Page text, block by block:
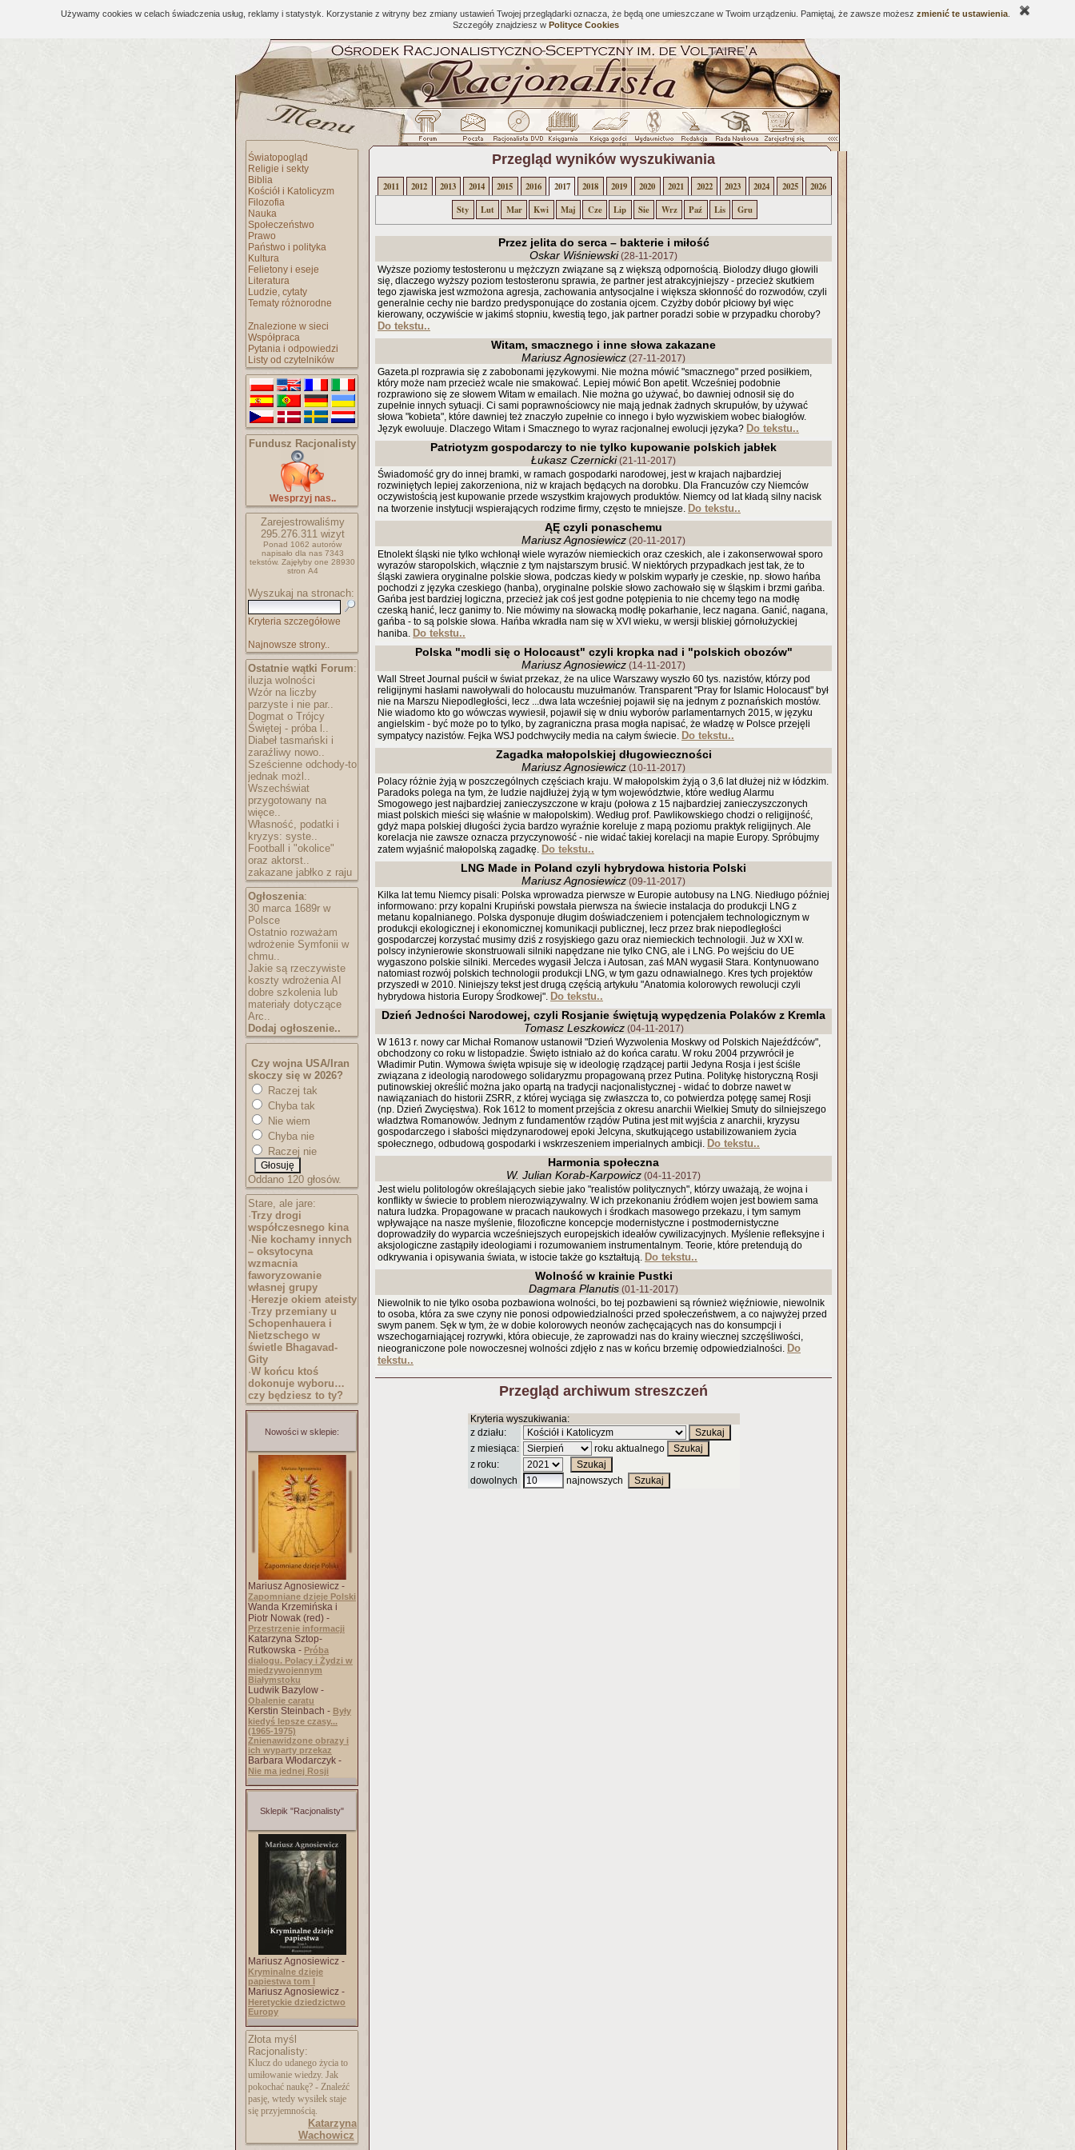
Używamy cookies w celach świadczenia usług, reklamy i statystyk. Korzystanie z witryny bez zmiany ustawień Twojej przeglądarki oznacza, że będą one umieszczane w Twoim urządzeniu. Pamiętaj, że zawsze możesz zmienić te ustawienia
Szczegóły znajdziesz w Polityce Cookies
Światopogląd
Religie i sekty
Biblia
Kościół i Katolicyzm
Filozofia
Nauka
Społeczeństwo
Prawo
Państwo i polityka
Kultura
Felietony i eseje
Literatura
Ludzie, cytaty
Tematy różnorodne
Znalezione w sieci
Współpraca
Pytania i odpowiedzi
Listy od czytelników
Fundusz Racjonalisty
Wesprzyj nas..
Zarejestrowaliśmy
295.276.311wizyt
Ponad 1062 autorów
napisało dla nas 7343
tekstów. Zajęłyby one 28930
stron A4
Wyszukaj na stronach:
Kryteria szczegółowe
Najnowsze strony..
Ostatnie wątki Forum:
iluzja wolności
Wzór na liczby
parzyste i nie par..
Dogmat o Trójcy
Świętej - próba l..
Diabeł tasmański i
zaraźliwy nowo..
Sześcienne odchody-to
jednak możl..
Wszechświat
przygotowany na
więce..
Własność, podatki i
kryzys: syste..
Football i "okolice"
oraz aktorst..
zakazane jabłko z raju
Ogłoszenia:
30 marca 1689r w
Polsce
Ostatnio rozważam
wdrożenie Symfonii w
chmu..
Jakie są rzeczywiste
koszty wdrożenia AI
dobre szkolenia lub
materiały dotyczące
Arc..
Dodaj ogłoszenie..
Czy wojna USA/Iran
skoczy się w 2026?
Raczej tak
Chyba tak
Nie wiem
Chyba nie
Raczej nie
Oddano 120 głosów.
Stare, ale jare:
·Trzy drogi
współczesnego kina
· Nie kochamy innych
– oksytocyna
wzmacnia
faworyzowanie
własnej grupy
· Herezje okiem ateisty
·Trzy przemiany u
Schopenhauera i
Nietzschego w
świetle Bhagavad-
Gity
·W końcu ktoś
dokonuje wyboru…
czy będziesz to ty?
Nowości w sklepie:
Mariusz Agnosiewicz -
Zapomniane dzieje Polski
Wanda Krzemińska i
Piotr Nowak (red) -
Przestrzenie informacji
Katarzyna Sztop-
Rutkowska - Próba
dialogu. Polacy i Żydzi w
międzywojennym
Białymstoku
Ludwik Bazylow -
Obalenie caratu
Kerstin Steinbach - Były
kiedyś lepsze czasy...
(1965-1975)
Znienawidzone obrazy i
ich wyparty przekaz
Barbara Włodarczyk -
Nie ma jednej Rosji
Sklepik "Racjonalisty"
Mariusz Agnosiewicz -
Kryminalne dzieje
papiestwa tom I
Mariusz Agnosiewicz -
Heretyckie dziedzictwo
Europy
Złota myśl
Racjonalisty:
Klucz do udanego życia to
umiłowanie wiedzy. Jak
pokochać naukę? - Znaleźć
pasję, wtedy wysiłek staje
się przyjemnością.
Katarzyna
Wachowicz
Przegląd wyników wyszukiwania
2011 2012 2013 2014 2015 2016 2017 2018 2019 2020 2021 2022 2023 2024 2025
2026
Sty
Lut Mar Kwi Maj Cze Lip Sie Wrz Paź Lis Gru
Przez jelita do serca – bakterie i miłość
Oskar Wiśniewski (28-11-2017)
Wyższe poziomy testosteronu u mężczyzn związane są z większą odpornością. Biolodzy długo głowili
się, dlaczego wyższy poziom testosteronu sprawia, że partner jest atrakcyjniejszy - przecież skutkiem
tego zjawiska jest wzmożona agresja, zachowania antysocjalne i większa skłonność do rozwodów, czyli
generalnie cechy nie bardzo predysponujące do zostania ojcem. Czyżby dobór płciowy był więc
kierowany, oczywiście w jakimś stopniu, kwestią tego, jak partner poradzi sobie w przypadku choroby?
Do tekstu..
Witam, smacznego i inne słowa zakazane
Mariusz Agnosiewicz (27-11-2017)
Gazeta.pl rozprawia się z zabobonami językowymi. Nie można mówić "smacznego" przed posiłkiem,
który może nam przecież wcale nie smakować. Lepiej mówić Bon apetit. Wcześniej podobnie
rozprawiono się ze słowem Witam w emailach. Nie można go używać, bo dawniej odnosił się do
zupełnie innych sytuacji. Ci sami poprawnościowcy nie mają jednak żadnych skrupułów, by używać
słowa "kobieta", które dawniej też znaczyło zupełnie co innego i było wyzwiskiem wobec białogłów.
Język ewoluuje. Dlaczego Witam i Smacznego to wyraz racjonalnej ewolucji języka? Do tekstu..
Patriotyzm gospodarczy to nie tylko kupowanie polskich jabłek
Łukasz Czernicki (21-11-2017)
Świadomość gry do innej bramki, w ramach gospodarki narodowej, jest w krajach najbardziej
rozwiniętych lepiej zakorzeniona, niż w krajach będących na dorobku. Dla Francuzów czy Niemców
oczywistością jest kupowanie przede wszystkim krajowych produktów. Niemcy od lat kładą silny nacisk
na tworzenie instytucji wspierających rodzime firmy, często te mniejsze. Do tekstu..
ĄĘ czyli ponaschemu
Mariusz Agnosiewicz (20-11-2017)
Etnolekt śląski nie tylko wchłonął wiele wyrazów niemieckich oraz czeskich, ale i zakonserwował sporo
wyrazów staropolskich, włącznie z tym najstarszym brusić. W niektórych przypadkach jest tak, że to
śląski zawiera oryginalne polskie słowa, podczas kiedy w polskim wyparły je czeskie, np. słowo hańba
pochodzi z języka czeskiego (hanba), oryginalne polskie słowo zachowało się w śląskim i brzmi gańba.
Gańba jest bardziej logiczna, przecież jak coś jest godne potępienia to nie chcemy tego na modłę
czeską hanić, lecz ganimy to. Nie mówimy na słowacką modłę pokarhanie, lecz nagana. Ganić, nagana,
gańba - to są polskie słowa. Hańba wkradła nam się w XVI wieku, w wersji bliskiej górnołużyckiej
haniba. Do tekstu..
Polska "modli się o Holocaust" czyli kropka nad i "polskich obozów"
Mariusz Agnosiewicz (14-11-2017)
Wall Street Journal puścił w świat przekaz, że na ulice Warszawy wyszło 60 tys. nazistów, którzy pod
religijnymi hasłami nawoływali do holocaustu muzułmanów. Transparent "Pray for Islamic Holocaust" był
nie na Marszu Niepodległości, lecz ...dwa lata wcześniej pojawił się na jednym z poznańskich mostów.
Nie wiadomo kto go wówczas wywiesił, pojawił się w dniu wyborów parlamentarnych 2015, w języku
angielskim - być może po to tylko, by zagraniczna prasa mogła napisać, że władzę w Polsce przejęli
sympatycy nazistów. Fejka WSJ podchwyciły media na całym świecie. Do tekstu..
Zagadka małopolskiej długowieczności
Mariusz Agnosiewicz (10-11-2017)
Polacy różnie żyją w poszczególnych częściach kraju. W małopolskim żyją o 3,6 lat dłużej niż w łódzkim.
Paradoks polega na tym, że ludzie najdłużej żyją w tym województwie, które według Alarmu
Smogowego jest najbardziej zanieczyszczone w kraju (połowa z 15 najbardziej zanieczyszczonych
miast polskich mieści się właśnie w małopolskim). Według prof. Pawlikowskiego chodzi o religijność,
gdyż mapa polskiej długości życia bardzo wyraźnie koreluje z mapą poziomu praktyk religijnych. Ale
korelacja nie zawsze oznacza przyczynowość - nie widać takiej korelacji na mapie Europy. Spróbujmy
zatem wyjaśnić małopolską zagadkę. Do tekstu..
LNG Made in Poland czyli hybrydowa historia Polski
Mariusz Agnosiewicz (09-11-2017)
Kilka lat temu Niemcy pisali: Polska wprowadza pierwsze w Europie autobusy na LNG. Niedługo później
informowano: przy kopalni Krupiński powstała pierwsza na świecie instalacja do produkcji LNG z
metanu kopalnianego. Polska dysponuje długim doświadczeniem i potencjałem technologicznym w
produkcji ekologicznej i ekonomicznej komunikacji publicznej, lecz przez brak niepodległości
gospodarczej korzystać musimy dziś z rosyjskiego gazu oraz niemieckich technologii. Już w XXI w.
polscy inżynierowie skonstruowali silniki napędzane nie tylko CNG, ale i LNG. Po wejściu do UE
wygaszono polskie silniki. Mercedes wygasił Jelcza i Autosan, zaś MAN wygasił Stara. Kontynuowano
natomiast rozwój polskich technologii produkcji LNG, w tym gazu odnawialnego. Kres tych projektów
przyszedł w 2010. Niniejszy tekst jest drugą częścią artykułu "Anatomia kolorowych rewolucji czyli
hybrydowa historia Europy Środkowej". Do tekstu..
Dzień Jedności Narodowej, czyli Rosjanie świętują wypędzenia Polaków z Kremla
Tomasz Leszkowicz(04-11-2017)
W 1613 r. nowy car Michał Romanow ustanowił "Dzień Wyzwolenia Moskwy od Polskich Najeźdźców",
obchodzony co roku w listopadzie. Święto istniało aż do końca caratu. W roku 2004 przywrócił je
Władimir Putin. Wymowa święta wpisuje się w ideologię rządzącej partii Jedyna Rosja i jest ściśle
związana z ideologią narodowego solidaryzmu propagowaną przez Putina. Politykę historyczną Rosji
putinowskiej określić można jako opartą na tradycji nacjonalistycznej - widać to dobrze nawet w
nawiązaniach do historii ZSRR, z której wyciąga się zwłaszcza to, co potwierdza potęgę samej Rosji
(np. Dzień Zwycięstwa). Rok 1612 to moment przejścia z okresu anarchii Wielkiej Smuty do silniejszego
władztwa Romanowów. Jednym z fundamentów rządów Putina jest mit wyjścia z anarchii, kryzysu
gospodarczego i słabości międzynarodowej epoki Jelcyna, skutkującego ustabilizowaniem życia
społecznego, odbudową gospodarki i wskrzeszeniem imperialnych ambicji. Do tekstu..
Harmonia społeczna
W. Julian Korab-Karpowicz (04-11-2017)
Jest wielu politologów określających siebie jako "realistów politycznych", którzy uważają, że wojna i
konflikty w świecie to problem nierozwiązywalny. W ich przekonaniu źródłem wojen jest bowiem sama
natura ludzka. Propagowane w pracach naukowych i środkach masowego przekazu, i tym samym
wpływające na nasze myślenie, filozoficzne koncepcje modernistyczne i postmodernistyczne
doprowadziły do wyparcia wcześniejszych europejskich ideałów cywilizacyjnych. Myślenie refleksyjne i
aksjologiczne zastąpiły ideologiami i rozumowaniem instrumentalnym. Teorie, które pretendują do
odkrywania i opisywania świata, w istocie także go kształtują. Do tekstu..
Wolność w krainie Pustki
Dagmara Planutis (01-11-2017)
Niewolnik to nie tylko osoba pozbawiona wolności, bo tej pozbawieni są również więźniowie, niewolnik
to osoba, która za swe czyny nie ponosi odpowiedzialności przed społeczeństwem, a co najwyżej przed
swym panem. Sęk w tym, że w dobie kolorowych neonów zachęcających nas do konsumpcji i
wszechogarniającej rozrywki, która obiecuje, że zaprowadzi nas do krainy wiecznej szczęśliwości,
nieograniczone pole nowoczesnej wolności zdjęło z nas w końcu brzemię odpowiedzialności. Do
tekstu..
Przegląd archiwum streszczeń
Kryteria wyszukiwania:
z działu:
z miesiąca:
roku aktualnego
z roku:
dowolnych
najnowszych